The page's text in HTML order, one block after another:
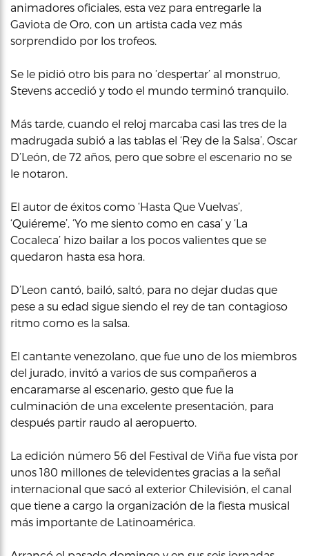
animadores oficiales, esta vez para entregarle la
Gaviota de Oro, con un artista cada vez más
sorprendido por los trofeos.
Se le pidió otro bis para no ‘despertar’ al monstruo,
Stevens accedió y todo el mundo terminó tranquilo.
Más tarde, cuando el reloj marcaba casi las tres de la
madrugada subió a las tablas el ‘Rey de la Salsa’, Oscar
D’León, de 72 años, pero que sobre el escenario no se
le notaron.
El autor de éxitos como ‘Hasta Que Vuelvas’,
‘Quiéreme’, ‘Yo me siento como en casa’ y ‘La
Cocaleca’ hizo bailar a los pocos valientes que se
quedaron hasta esa hora.
D’Leon cantó, bailó, saltó, para no dejar dudas que
pese a su edad sigue siendo el rey de tan contagioso
ritmo como es la salsa.
El cantante venezolano, que fue uno de los miembros
del jurado, invitó a varios de sus compañeros a
encaramarse al escenario, gesto que fue la
culminación de una excelente presentación, para
después partir raudo al aeropuerto.
La edición número 56 del Festival de Viña fue vista por
unos 180 millones de televidentes gracias a la señal
internacional que sacó al exterior Chilevisión, el canal
que tiene a cargo la organización de la fiesta musical
más importante de Latinoamérica.